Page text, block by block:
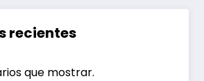
recientes
que mostrar.